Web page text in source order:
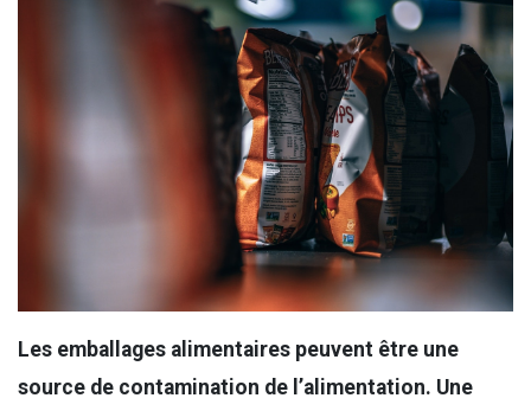
Les emballages alimentaires peuvent être une
source de contamination de l’alimentation. Une